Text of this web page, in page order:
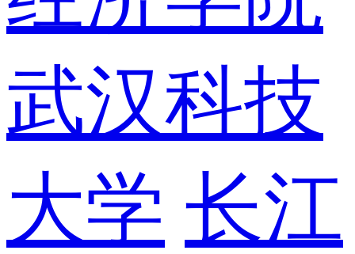
武汉科技
大学 长江